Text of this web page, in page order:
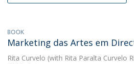
BOOK
Marketing das Artes em
Rita Curvelo (with Rita Paralta Curvelo